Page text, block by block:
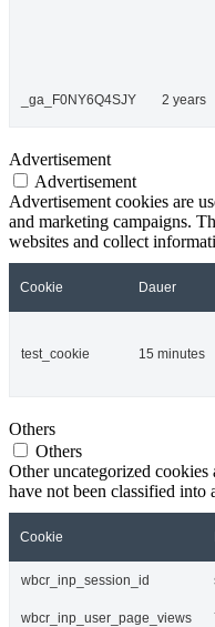
_ga_F0NY6Q4SJY 2 years
Advertisement
Advertisement
Advertisement cookies are
and marketing campaigns.
websites and collect
Cookie Dauer
test_cookie 15 minutes
Others
Others
Other uncategorized cookies
have not been classified into
Cookie
wbcr_inp_session_id
wbcr_inp_user_page_views